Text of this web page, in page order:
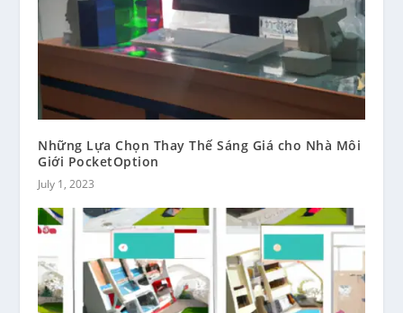
Những Lựa Chọn Thay Thế Sáng Giá cho Nhà Môi
Giới PocketOption
July 1, 2023